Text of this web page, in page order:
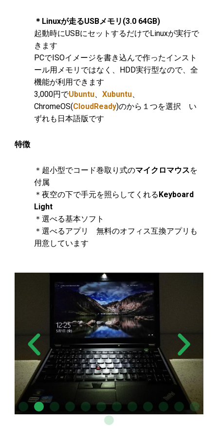
＊Linuxが走るUSBメモリ(3.0 64GB)
起動時にUSBにセットするだけでLinuxが実行で
きます
PCでISOイメージを書き込んで作ったインスト
ール用メモリではなく、HDD実行型なので、全
機能が利用できます
3,000円でUbuntu、 Xubuntu、
ChromeOS(CloudReady)のから１つを選択 い
ずれも日本語版です
特徴
＊超小型でコード巻取り式のマイクロマウスを
付属
＊夜空の下で手元を照らしてくれるKeyboard
Light
＊選べる基本ソフト
＊選べるアプリ 無料のオフィス互換アプリも
用意しています